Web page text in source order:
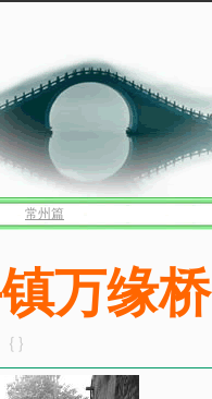
常州篇
万缘桥
｝